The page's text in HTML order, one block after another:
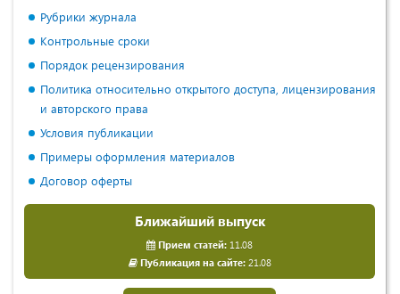
Рубрики журнала
Контрольные сроки
Порядок рецензирования
Политика относительно открытого доступа, лицензирования
и авторского права
Условия публикации
Примеры оформления материалов
Договор оферты
Ближайший выпуск
Прием статей: 11.08
Публикация на сайте:21.08